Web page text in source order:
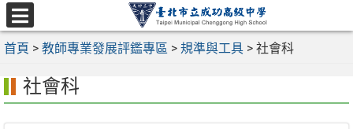
跳
至
主
容
選
單
首頁 > 教師專業發展評鑑專區 > 規準與工具 > 社會科
社會科